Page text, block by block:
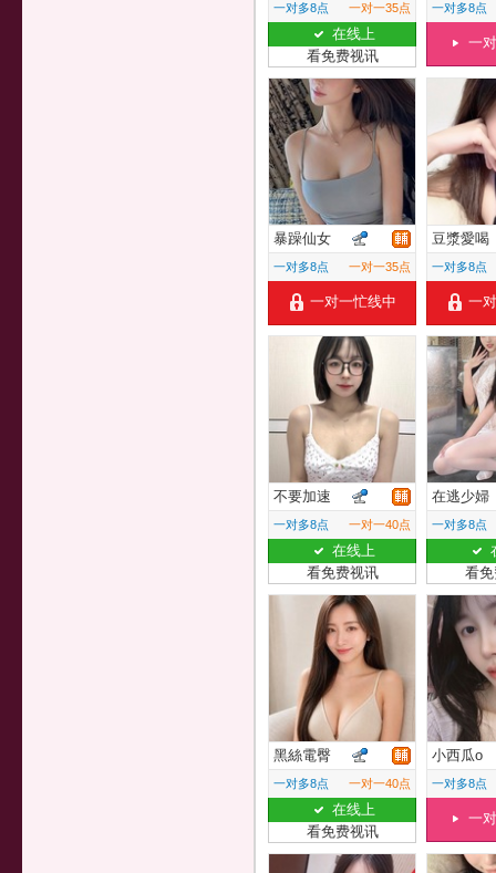
一对多8点 一对一35点
在线上
看免费视讯
一对多8点
一
暴躁仙女
一对多8点 一对一35点
一对一忙线中
豆漿愛喝
一对多8点
一
不要加速
一对多8点 一对一40点
在线上
看免费视讯
在逃少婦
一对多8点
看
黑絲電臀
一对多8点 一对一40点
在线上
看免费视讯
小西瓜o
一对多8点
一